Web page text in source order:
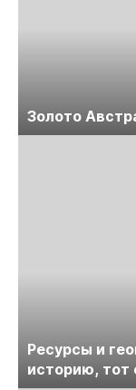
Золото
Ресурсы и
историю, тот